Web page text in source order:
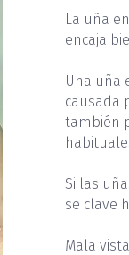
La uña
encaja
Una uña
causada
también
Si las
se clave
Mala